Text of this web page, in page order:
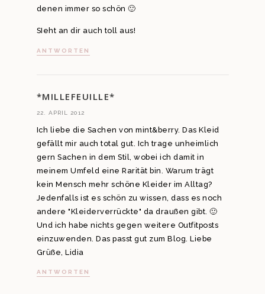
denen immer so schön 🙂
SIeht an dir auch toll aus!
ANTWORTEN
*MILLEFEUILLE*
22. APRIL 2012
Ich liebe die Sachen von mint&berry. Das Kleid
gefällt mir auch total gut. Ich trage unheimlich
gern Sachen in dem Stil, wobei ich damit in
meinem Umfeld eine Rarität bin. Warum trägt
kein Mensch mehr schöne Kleider im Alltag?
Jedenfalls ist es schön zu wissen, dass es noch
andere "Kleiderverrückte" da draußen gibt. 🙂
Und ich habe nichts gegen weitere Outfitposts
einzuwenden. Das passt gut zum Blog. Liebe
Grüße, Lidia
ANTWORTEN